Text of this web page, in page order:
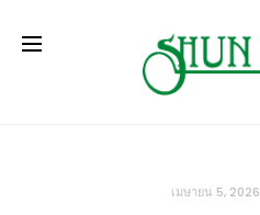
เมษายน 5, 2026